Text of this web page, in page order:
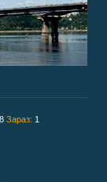
Зараз: 1